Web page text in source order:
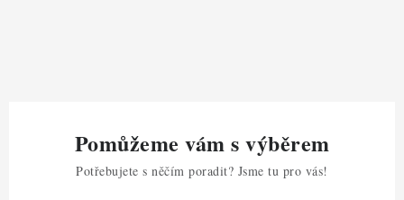
Pomůžeme vám s výběrem
Potřebujete s něčím poradit? Jsme tu pro vás!